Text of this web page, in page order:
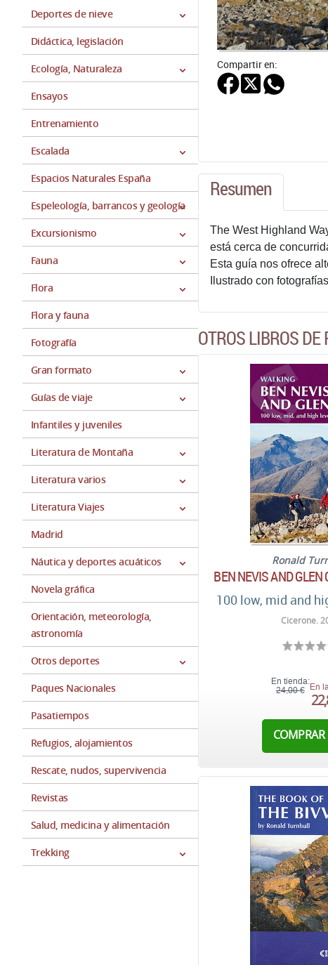
Deportes de nieve
Didáctica, legislación
Ecología, Naturaleza
Ensayos
Entrenamiento
Escalada
Espacios Naturales España
Espeleología, barrancos y geología
Excursionismo
Fauna
Flora
Flora y fauna
Fotografía
Gran formato
Guías de viaje
Infantiles y juveniles
Literatura de Montaña
Literatura varios
Literatura Viajes
Madrid
Náutica y deportes acuáticos
Novela gráfica
Orientación, meteorología,
astronomía
Otros deportes
Paques Nacionales
Pasatiempos
Refugios, alojamientos
Rescate, nudos, supervivencia
Revistas
Salud, medicina y alimentación
Trekking
Compartir en:
Resumen
The West Highland
está cerca de
Esta guía nos ofrece
Ilustrado con
OTROS LIBROS
Ronald
BEN NEVIS AND GLEN
100 low, mid and
Cicerone.
En tienda:
24,00 € En
COMPRAR